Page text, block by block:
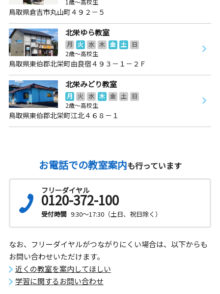
1歳～高校生
鳥取県倉吉市丸山町４９２－５
北栄ゆら教室
月 火 水 木 金 土
日
2歳～高校生
鳥取県東伯郡北栄町由良宿４９３－１－２Ｆ
北栄みどり教室
月 火 水 木 金 土
日
2歳～高校生
鳥取県東伯郡北栄町江北４６８－１
お電話での教室案内も行っています
フリーダイヤル
0120-372-100
受付時間 9:30～17:30（土日、祝日除く）
なお、フリーダイヤルがつながりにくい場合は、以下からも
お問い合わせいただけます。
近くの教室を案内してほしい
学習に関するお問い合わせ